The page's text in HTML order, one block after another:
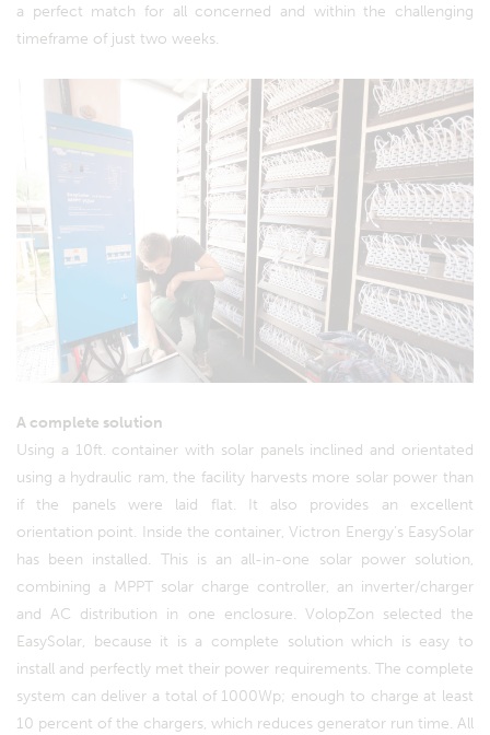
a perfect match for all concerned and within the challenging
timeframe of just two weeks.
A complete solution
Using a 10ft. container with solar panels inclined and orientated
using a hydraulic ram, the facility harvests more solar power than
if the panels were laid flat. It also provides an excellent
orientation point. Inside the container, Victron Energy’s EasySolar
has been installed. This is an all-in-one solar power solution,
combining a MPPT solar charge controller, an inverter/charger
and AC distribution in one enclosure. VolopZon selected the
EasySolar, because it is a complete solution which is easy to
install and perfectly met their power requirements. The complete
system can deliver a total of 1000Wp; enough to charge at least
10 percent of the chargers, which reduces generator run time. All